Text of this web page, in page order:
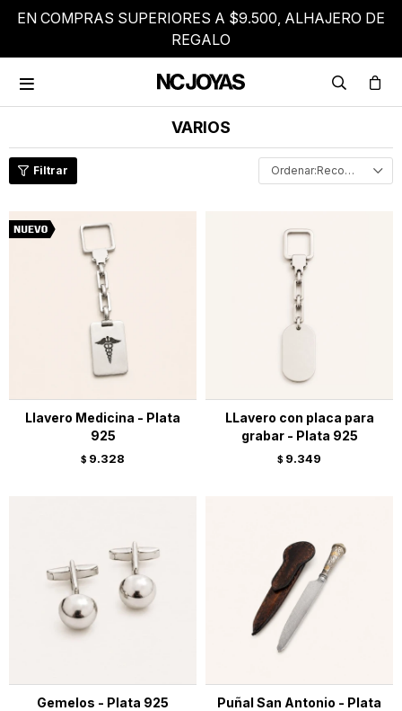
EN COMPRAS SUPERIORES A $9.500, ALHAJERO DE
REGALO

VARIOS
Recomendados
Llavero Medicina - Plata
925
$ 9.328
LLavero con placa para
grabar - Plata 925
$ 9.349
Gemelos - Plata 925
Puñal San Antonio - Plata